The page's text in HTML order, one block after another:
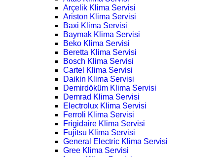
Arçelik Klima Servisi
Ariston Klima Servisi
Baxi Klima Servisi
Baymak Klima Servisi
Beko Klima Servisi
Beretta Klima Servisi
Bosch Klima Servisi
Cartel Klima Servisi
Daikin Klima Servisi
Demirdöküm Klima Servisi
Demrad Klima Servisi
Electrolux Klima Servisi
Ferroli Klima Servisi
Frigidaire Klima Servisi
Fujitsu Klima Servisi
General Electric Klima Servisi
Gree Klima Servisi